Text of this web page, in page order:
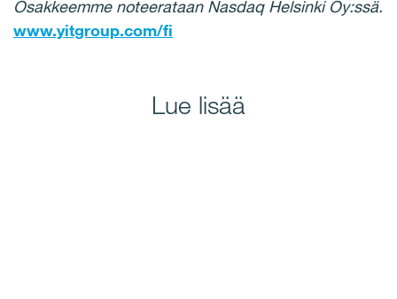
Osakkeemme noteerataan Nasdaq Helsinki Oy:ssä.
www.yitgroup.com/fi
Lue lisää